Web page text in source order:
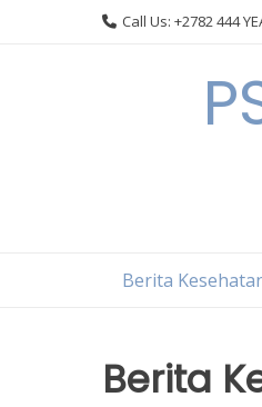
Call Us: +2782 444
Berita
Berita